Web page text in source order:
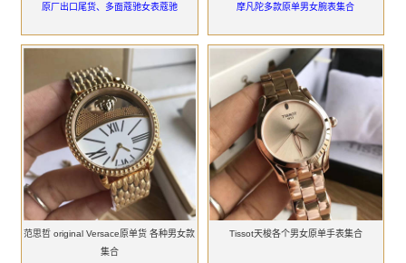
原厂出口尾货、多面蔻驰女表蔻驰 摩凡陀多款原单男女腕表集合
范思哲 original Versace原单货 各种男女款
集合
Tissot天梭各个男女原单手表集合